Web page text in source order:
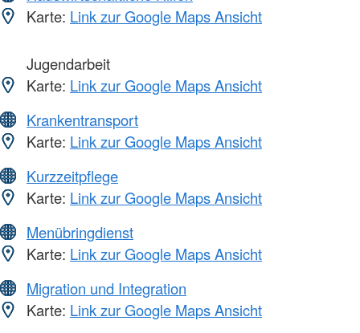
Karte: Link zur Google Maps Ansicht
Jugendarbeit
Karte: Link zur Google Maps Ansicht
Krankentransport
Karte: Link zur Google Maps Ansicht
Kurzzeitpflege
Karte: Link zur Google Maps Ansicht
Menübringdienst
Karte: Link zur Google Maps Ansicht
Migration und Integration
Karte: Link zur Google Maps Ansicht